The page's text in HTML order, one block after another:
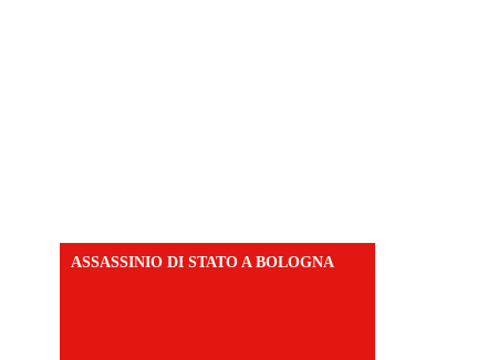
ASSASSINIO DI STATO A BOLOGNA